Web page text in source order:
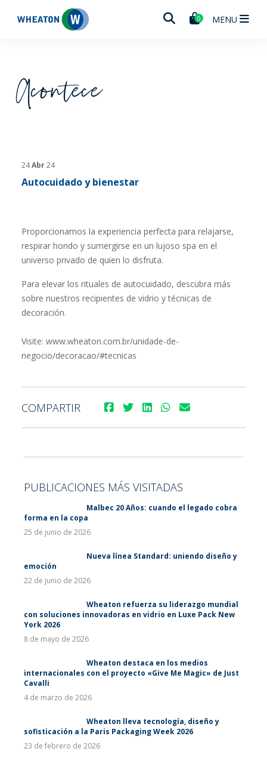
Wheaton 0 MENU
Acontece
24Abr24
Autocuidado y bienestar
Proporcionamos la experiencia perfecta para relajarse,
respirar hondo y sumergirse en un lujoso spa en el
universo privado de quien lo disfruta.
Para elevar los rituales de autocuidado, descubra más
sobre nuestros recipientes de vidrio y técnicas de
decoración.
Visite: www.wheaton.com.br/unidade-de-
negocio/decoracao/#tecnicas
COMPARTIR
PUBLICACIONES MÁS VISITADAS
Malbec 20 Años: cuando el legado cobra
forma en la copa
25 de junio de 2026
Nueva línea Standard: uniendo diseño y
emoción
22 de junio de 2026
Wheaton refuerza su liderazgo mundial
con soluciones innovadoras en vidrio en Luxe Pack New
York 2026
8 de mayo de 2026
Wheaton destaca en los medios
internacionales con el proyecto «Give Me Magic» de Just
Cavalli
4 de marzo de 2026
Wheaton lleva tecnología, diseño y
sofisticación a la Paris Packaging Week 2026
23 de febrero de 2026